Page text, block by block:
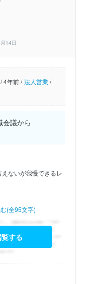
14日
/4年前 / 法人営業/
議から
ないが我慢できるレ
(全95文字)
する